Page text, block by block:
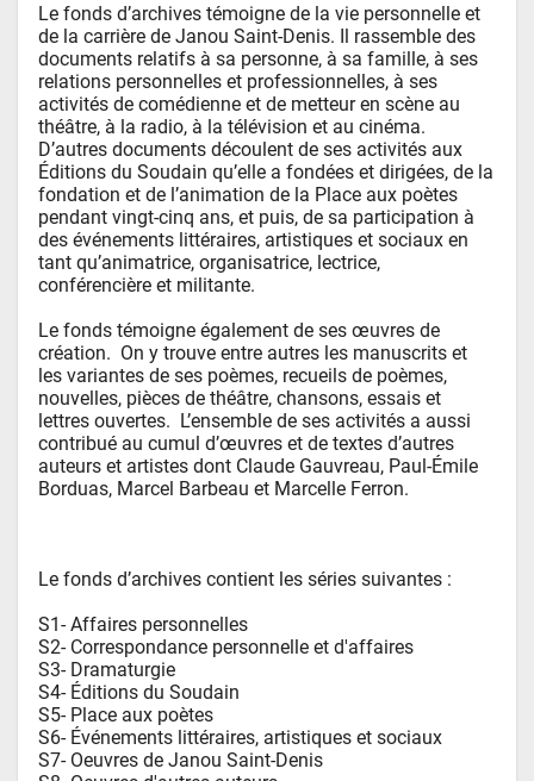
Le fonds d’archives témoigne de la vie personnelle et
de la carrière de Janou Saint-Denis. Il rassemble des
documents relatifs à sa personne, à sa famille, à ses
relations personnelles et professionnelles, à ses
activités de comédienne et de metteur en scène au
théâtre, à la radio, à la télévision et au cinéma.
D’autres documents découlent de ses activités aux
Éditions du Soudain qu’elle a fondées et dirigées, de la
fondation et de l’animation de la Place aux poètes
pendant vingt-cinq ans, et puis, de sa participation à
des événements littéraires, artistiques et sociaux en
tant qu’animatrice, organisatrice, lectrice,
conférencière et militante.
Le fonds témoigne également de ses œuvres de
création.  On y trouve entre autres les manuscrits et
les variantes de ses poèmes, recueils de poèmes,
nouvelles, pièces de théâtre, chansons, essais et
lettres ouvertes.  L’ensemble de ses activités a aussi
contribué au cumul d’œuvres et de textes d’autres
auteurs et artistes dont Claude Gauvreau, Paul-Émile
Borduas, Marcel Barbeau et Marcelle Ferron.
Le fonds d’archives contient les séries suivantes :
S1- Affaires personnelles
S2- Correspondance personnelle et d'affaires
S3- Dramaturgie
S4- Éditions du Soudain
S5- Place aux poètes
S6- Événements littéraires, artistiques et sociaux
S7- Oeuvres de Janou Saint-Denis